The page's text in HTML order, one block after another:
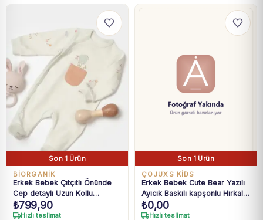
Son 1 Ürün
BIORGANIK
Erkek Bebek Çıtçıtlı Önünde
Cep detaylı Uzun Kollu
Organik Tulum
₺799,90
Hızlı teslimat
Son 1 Ürün
ÇOJUXS KİDS
Erkek Bebek Cute Bear Yazılı
Ayıcık Baskılı kapşonlu Hırkalı
3 Lü takım
₺0,00
Hızlı teslimat